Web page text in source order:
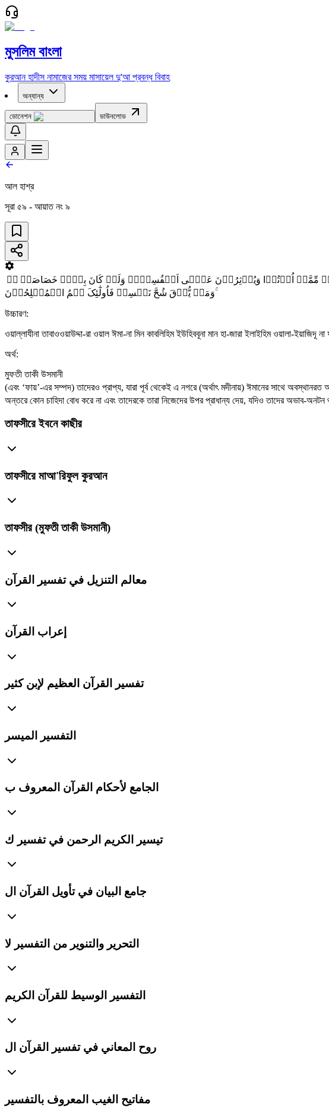
মুসলিম বাংলা
কুরআন হাদীস নামাজের সময় মাসায়েল দু'আ প্রবন্ধ বিবাহ
অন্যান্য
ডোনেশন ডাউনলোড
আল হাশ্‌র
সূরা ৫৯ - আয়াত নং ৯
مِّمَّاۤ اُوۡتُوۡا وَیُؤۡثِرُوۡنَ عَلٰۤی اَنۡفُسِہِمۡ وَلَوۡ کَانَ بِہِمۡ خَصَاصَۃٌ
وَمَنۡ یُّوۡقَ شُحَّ نَفۡسِہٖ فَاُولٰٓئِکَ ہُمُ الۡمُفۡلِحُوۡنَ ۚ
উচ্চারণ:
ওয়াল্লাযীনা তাবাওওয়াউদ্দা-রা ওয়াল ঈমা-না মিন কাবলিহিম ইউহিববূনা মান হা-জারা ইলাইহিম ওয়ালা-
অর্থ:
মুফতী তাকী উসমানী
(এবং ‘ফায়’-এর সম্পদ) তাদেরও প্রাপ্য, যারা পূর্ব থেকেই এ নগরে (অর্থাৎ মদীনায়) ঈমানের সাথে অবস্থানরত
অন্তরে কোন চাহিদা বোধ করে না এবং তাদেরকে তারা নিজেদের উপর প্রাধান্য দেয়, যদিও তাদের অভাব-অনটন
তাফসীরে ইবনে কাছীর
তাফসীরে মাআ'রিফুল কুরআন
তাফসীর (মুফতী তাকী উসমানী)
معالم التنزيل في تفسير القرآن
إعراب القرآن
تفسير القرآن العظيم لإبن كثير
التفسير الميسر
الجامع لأحكام القرآن المعروف ب
تيسير الكريم الرحمن في تفسير ك
جامع البيان في تأويل القرآن ال
التحرير والتنوير من التفسير لا
التفسير الوسيط للقرآن الكريم
روح المعاني في تفسير القرآن ال
مفاتيح الغيب المعروف بالتفسير